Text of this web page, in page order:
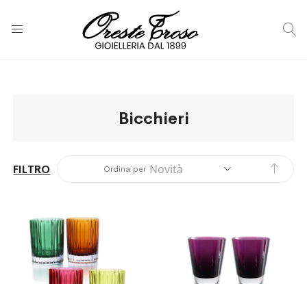
Bicchieri
FILTRO Ordina per